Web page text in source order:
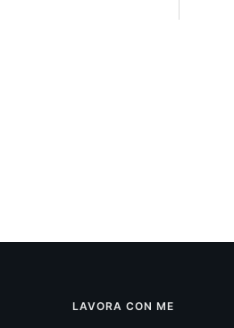
LAVORA CON ME